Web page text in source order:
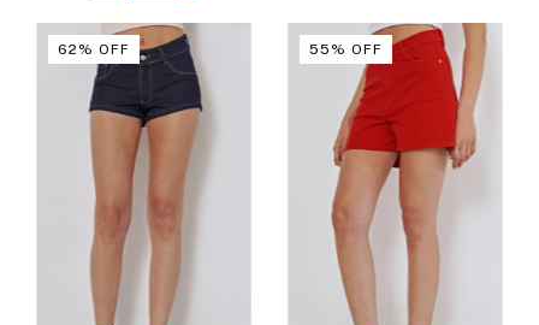
62 % OFF 55 % OFF